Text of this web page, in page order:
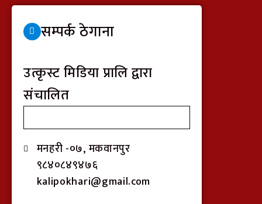
सम्पर्क ठेगाना
उत्कृस्ट मिडिया प्रालि द्वारा
संचालित
मनहरी -०७, मकवानपुर
९८४०८४९४७६
kalipokhari@gmail.com